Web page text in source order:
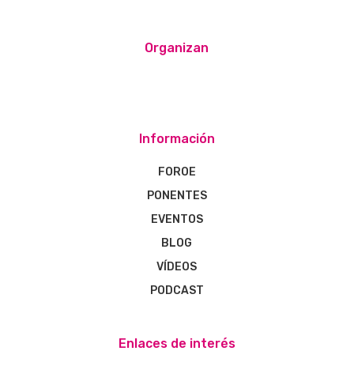
Organizan
Información
FOROE
PONENTES
EVENTOS
BLOG
VÍDEOS
PODCAST
Enlaces de interés